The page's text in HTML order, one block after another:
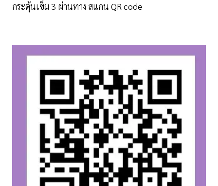
กระตุ้นเข็ม 3 ผ่านทาง สแกน QR code